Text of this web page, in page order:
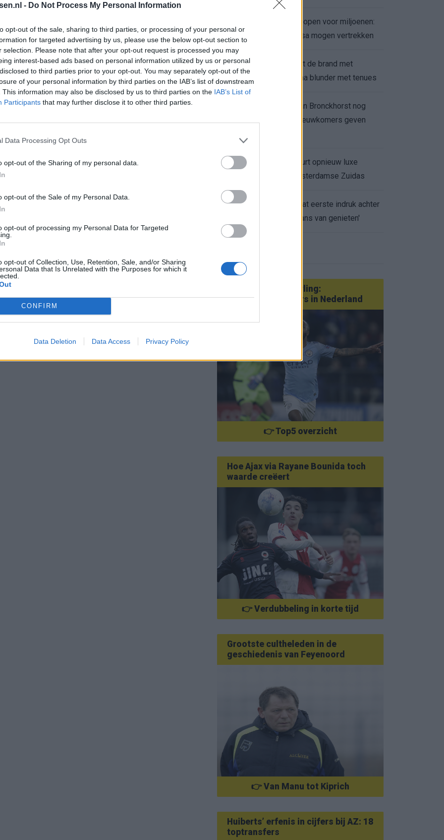
- Do Not Process My Personal Information
opt-out of the sale, sharing to third parties, or processing of your personal or
for targeted advertising by us, please use the below opt-out section to
selection. Please note that after your opt-out request is processed you may
interest-based ads based on personal information utilized by us or personal
to third parties prior to your opt-out. You may separately opt-out of the
of your personal information by third parties on the IAB’s list of downstream
This information may also be disclosed by us to third parties on the IAB’s List of
Participants that may further disclose it to other third parties.
Data Processing Opt Outs
opt-out of the Sharing of my personal data.
opt-out of the Sale of my Personal Data.
opt-out of processing my Personal Data for Targeted
opt-out of Collection, Use, Retention, Sale, and/or Sharing
Data that Is Unrelated with the Purposes for which it
CONFIRM
Data Deletion Data Access Privacy Policy
nieuws in onzekere transferzomer
dag Feyenoord na storing met autocue
Wanneer is de loting voor de Champions League? PSV en Feyenoord weten dan hun tegenstanders
na omstreden strafschop zonder VAR
worden
Ajax-moment weer in herinnering
waarom blijft het zo stil?
Drenthe
16.
Feyenoord zet deur open voor miljoenen:
Ueda en Hadj Moussa mogen vertrekken
17.
Ajax helpt Burnley uit de brand met
afgeknipte sokken na blunder met tenues
Feyenoord onder Van Bronckhorst nog
altijd ongeslagen: nieuwkomers geven
19.
Hakim Ziyech verhuurt opnieuw luxe
appartement op Amsterdamse Zuidas
Marcos Leonardo laat eerste indruk achter
bij Ajax: 'Hier gaan fans van genieten'
Van Götze tot Sterling:
statementtransfers in Nederland
👉 Top5 overzicht
Hoe Ajax via Rayane Bounida toch
waarde creëert
👉 Verdubbeling in korte tijd
Grootste cultheleden in de
geschiedenis van Feyenoord
👉 Van Manu tot Kiprich
Huiberts’ erfenis in cijfers bij AZ: 18
toptransfers